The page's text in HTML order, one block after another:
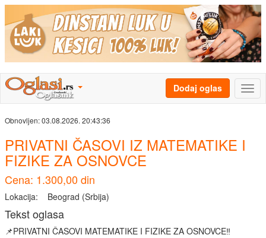
Dodaj oglas
Obnovljen:03.08.2026. 20:43:36
PRIVATNI ČASOVI IZ MATEMATIKE I
FIZIKE ZA OSNOVCE
Cena: 1.300,00 din
Lokacija: Beograd (Srbija)
Tekst oglasa
📌PRIVATNI ČASOVI MATEMATIKE I FIZIKE ZA OSNOVCE‼️